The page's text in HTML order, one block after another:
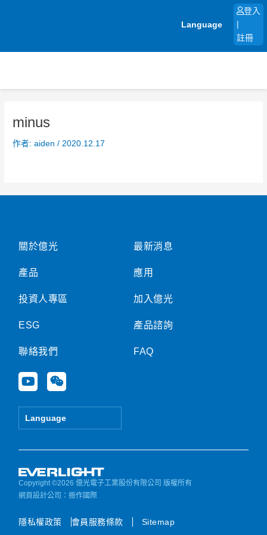
Language
登入
註冊
minus
作者:aiden/ 2020.12.17
關於億光
產品
投資人專區
ESG
聯絡我們
Y
o
u
e
W
e
i
Language
最新消息
應用
加入億光
產品諮詢
FAQ
Copyright ©2026 億光電子工業股份有限公司 版權所有
網頁設計公司 ：振作國際
隱私權政策 會員服務條款 Sitemap